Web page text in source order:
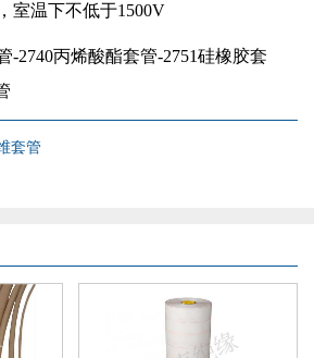
室温下不低于1500V
-2740丙烯酸酯套管-2751硅橡胶套
套管